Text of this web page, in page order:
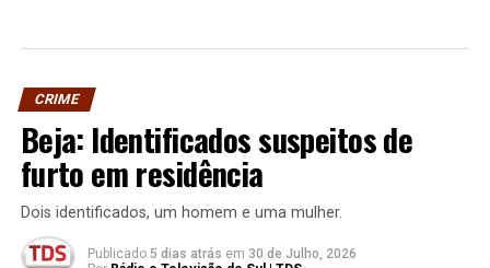
CRIME
Beja: Identificados suspeitos de
furto em residência
Dois identificados, um homem e uma mulher.
Publicado 5 dias atrás em 30 de Julho, 2026